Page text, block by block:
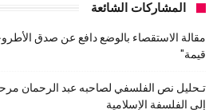
المشاركات الشائعة
مقالة الاستقصاء بالوضع دافع عن صدق
قيمة"
تـحليل نص الفلسفي لصاحبه عبد الرحمان
إلى الفلسفة الإسلامية